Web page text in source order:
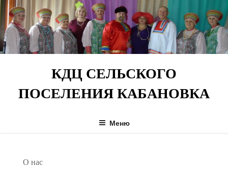
Перейти
к
содержимому
КДЦ СЕЛЬСКОГО
ПОСЕЛЕНИЯ КАБАНОВКА
Меню
О нас